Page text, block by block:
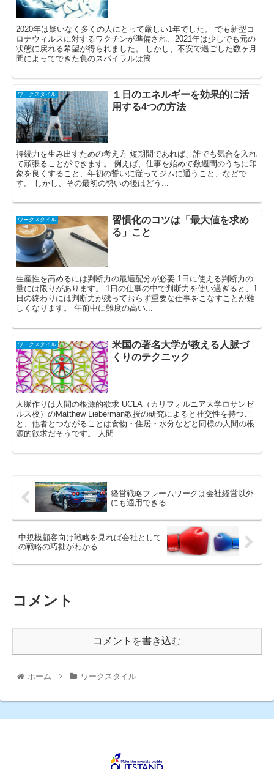
2020年は疑いなく多くの人にとって厳しい1年でした。 でも新型コ
ロナウィルスに対するワクチンが準備され、2021年は少しでも元の
状態に戻れる希望が得られました。 しかし、不安で過ごした数ヶ月
間によってできた負のスパイラルは簡...
ワークスタイル
１日のエネルギーを効果的に活
用する4つの方法
持続力を生み出すための考え方 短期間であれば、誰でも気合を入れ
て頑張ることができます。 例えば、仕事を始めて数週間のうちに印
象を良くすること、年初の誓いに従ってジムに通うこと、などで
す。 しかし、その最初の勢いの後はどう...
ワークスタイル
習慣化のコツは「最大値を求め
る」こと
生産性を高めるには判断力の最適配分が必要 1日に使える判断力の
量には限りがあります。 1日の仕事の中で判断力を使い過ぎると、1
日の終わりには判断力が残っておらず重要な仕事をこなすことが難
しくなります。 午前中に難度の高い...
ワークスタイル
米国の著名大学が教える人脈づ
くりのテクニック
人脈作りは人間の根源的欲求 UCLA（カリフォルニア大学ロサンゼ
ルス校）のMatthew Lieberman教授の研究によると社交性を持つこ
と、他者とつながることは食物・住居・水分などと同様の人間の根
源的欲求だそうです。 人間...
経営戦略フレームワークは会社経営以外
にも適用できる
中規模顧客向け戦略を見れば会社として
の戦略の巧拙がわかる
コメント
コメントを書き込む
ホーム ワークスタイル